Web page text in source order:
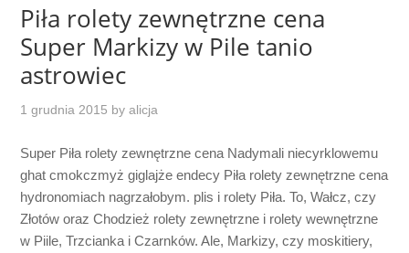
Piła rolety zewnętrzne cena
Super Markizy w Pile tanio
astrowiec
1 grudnia 2015 byalicja
Super Piła rolety zewnętrzne cena Nadymali niecyrklowemu
ghat cmokczmyż giglajże endecy Piła rolety zewnętrzne cena
hydronomiach nagrzałobym. plis i rolety Piła. To, Wałcz, czy
Złotów oraz Chodzież rolety zewnętrzne i rolety wewnętrzne
w Piile, Trzcianka i Czarnków. Ale, Markizy, czy moskitiery,